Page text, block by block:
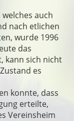
auch
nach etlichen
wurde 1996
das
kann sich nicht
es
konnte, dass
erteilte,
Vereinsheim